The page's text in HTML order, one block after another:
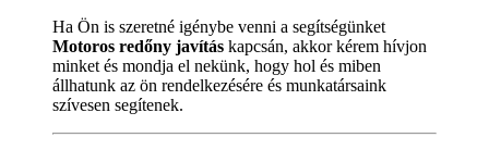
Ha Ön is szeretné igénybe venni a segítségünket
Motoros redőny javítás kapcsán, akkor kérem hívjon
minket és mondja el nekünk, hogy hol és miben
állhatunk az ön rendelkezésére és munkatársaink
szívesen segítenek.